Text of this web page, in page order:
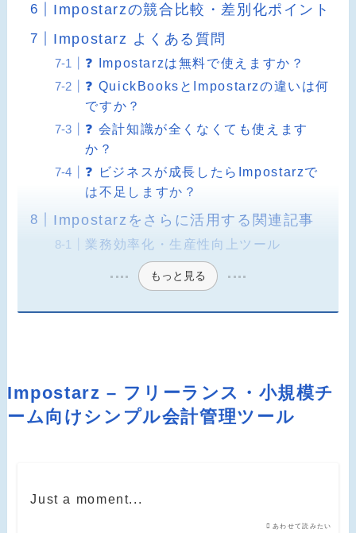
Impostarzの競合比較・差別化ポイント
Impostarz よくある質問
❓ Impostarzは無料で使えますか？
❓ QuickBooksとImpostarzの違いは何
ですか？
❓ 会計知識が全くなくても使えます
か？
❓ ビジネスが成長したらImpostarzで
は不足しますか？
Impostarzをさらに活用する関連記事
業務効率化・生産性向上ツール
もっと見る
Impostarz – フリーランス・小規模チ
ーム向けシンプル会計管理ツール
あわせて読みたい
Just a moment...